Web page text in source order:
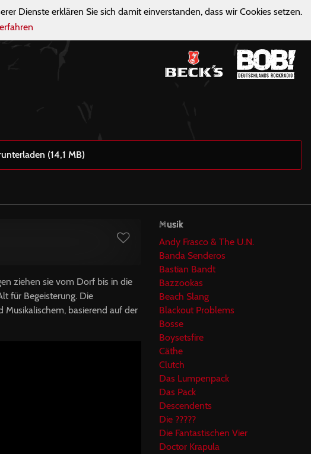
Dienste erklären Sie sich damit einverstanden, dass wir Cookies setzen.
(14,1 MB)
ziehen sie vom Dorf bis in die
für Begeisterung. Die
Musikalischem, basierend auf der
Musik
Andy Frasco & The U.N.
Banda Senderos
Bastian Bandt
Bazzookas
Beach Slang
Blackout Problems
Bosse
Boysetsfire
Cäthe
Clutch
Das Lumpenpack
Das Pack
Descendents
Die ?????
Die Fantastischen Vier
Doctor Krapula